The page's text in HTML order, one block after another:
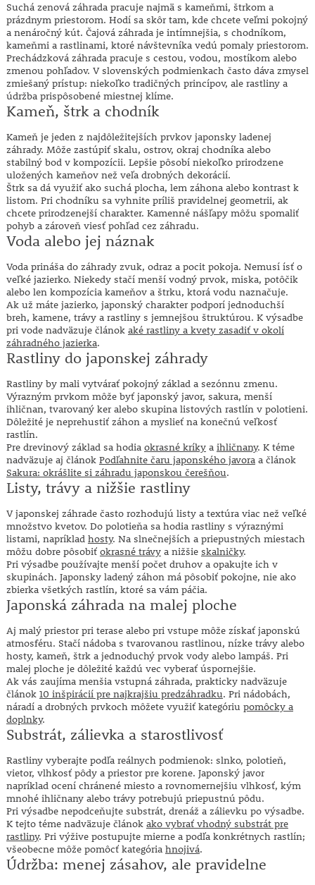
Suchá zenová záhrada pracuje najmä s kameňmi, štrkom a
prázdnym priestorom. Hodí sa skôr tam, kde chcete veľmi pokojný
a nenáročný kút. Čajová záhrada je intímnejšia, s chodníkom,
kameňmi a rastlinami, ktoré návštevníka vedú pomaly priestorom.
Prechádzková záhrada pracuje s cestou, vodou, mostíkom alebo
zmenou pohľadov. V slovenských podmienkach často dáva zmysel
zmiešaný prístup: niekoľko tradičných princípov, ale rastliny a
údržba prispôsobené miestnej klíme.
Kameň, štrk a chodník
Kameň je jeden z najdôležitejších prvkov japonsky ladenej
záhrady. Môže zastúpiť skalu, ostrov, okraj chodníka alebo
stabilný bod v kompozícii. Lepšie pôsobí niekoľko prirodzene
uložených kameňov než veľa drobných dekorácií.
Štrk sa dá využiť ako suchá plocha, lem záhona alebo kontrast k
listom. Pri chodníku sa vyhnite príliš pravidelnej geometrii, ak
chcete prirodzenejší charakter. Kamenné nášľapy môžu spomaliť
pohyb a zároveň viesť pohľad cez záhradu.
Voda alebo jej náznak
Voda prináša do záhrady zvuk, odraz a pocit pokoja. Nemusí ísť o
veľké jazierko. Niekedy stačí menší vodný prvok, miska, potôčik
alebo len kompozícia kameňov a štrku, ktorá vodu naznačuje.
Ak už máte jazierko, japonský charakter podporí jednoduchší
breh, kamene, trávy a rastliny s jemnejšou štruktúrou. K výsadbe
pri vode nadväzuje článok aké rastliny a kvety zasadiť v okolí
záhradného jazierka.
Rastliny do japonskej záhrady
Rastliny by mali vytvárať pokojný základ a sezónnu zmenu.
Výrazným prvkom môže byť japonský javor, sakura, menší
ihličnan, tvarovaný ker alebo skupina listových rastlín v polotieni.
Dôležité je neprehustiť záhon a myslieť na konečnú veľkosť
rastlín.
Pre drevinový základ sa hodia okrasné kríkya ihličnany. K téme
nadväzuje aj článok Podľahnite čaru japonského javoraa článok
Sakura: okrášlite si záhradu japonskou čerešňou.
Listy, trávy a nižšie rastliny
V japonskej záhrade často rozhodujú listy a textúra viac než veľké
množstvo kvetov. Do polotieňa sa hodia rastliny s výraznými
listami, napríklad hosty. Na slnečnejších a priepustných miestach
môžu dobre pôsobiť okrasné trávya nižšie skalničky.
Pri výsadbe používajte menší počet druhov a opakujte ich v
skupinách. Japonsky ladený záhon má pôsobiť pokojne, nie ako
zbierka všetkých rastlín, ktoré sa vám páčia.
Japonská záhrada na malej ploche
Aj malý priestor pri terase alebo pri vstupe môže získať japonskú
atmosféru. Stačí nádoba s tvarovanou rastlinou, nízke trávy alebo
hosty, kameň, štrk a jednoduchý prvok vody alebo lampáš. Pri
malej ploche je dôležité každú vec vyberať úspornejšie.
Ak vás zaujíma menšia vstupná záhrada, prakticky nadväzuje
článok 10 inšpirácií pre najkrajšiu predzáhradku. Pri nádobách,
náradí a drobných prvkoch môžete využiť kategóriu pomôcky a
doplnky.
Substrát, zálievka a starostlivosť
Rastliny vyberajte podľa reálnych podmienok: slnko, polotieň,
vietor, vlhkosť pôdy a priestor pre korene. Japonský javor
napríklad ocení chránené miesto a rovnomernejšiu vlhkosť, kým
mnohé ihličnany alebo trávy potrebujú priepustnú pôdu.
Pri výsadbe nepodceňujte substrát, drenáž a zálievku po výsadbe.
K tejto téme nadväzuje článok ako vybrať vhodný substrát pre
rastliny. Pri výžive postupujte mierne a podľa konkrétnych rastlín;
všeobecne môže pomôcť kategória hnojivá.
Údržba: menej zásahov, ale pravidelne